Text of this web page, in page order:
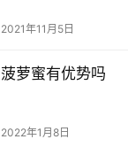
2021年11月5日
菠萝蜜有优势吗
2022年1月8日